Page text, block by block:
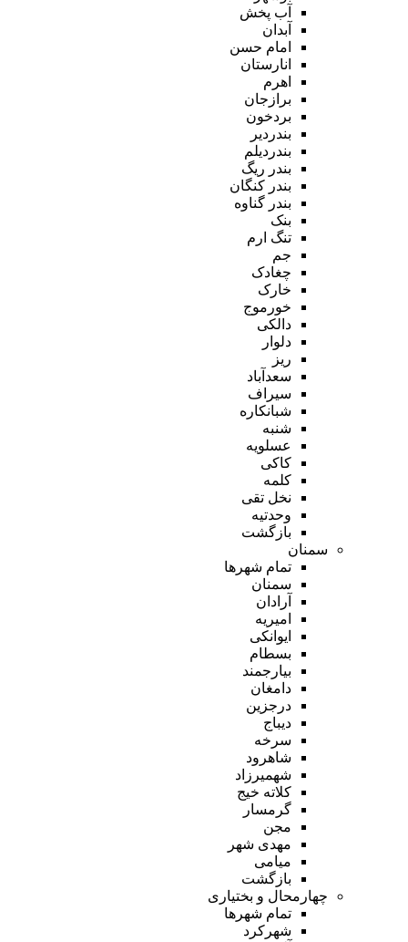
آب پخش
آبدان
امام حسن
انارستان
اهرم
برازجان
بردخون
بندردیر
بندردیلم
بندر ریگ
بندر کنگان
بندر گناوه
بنک
تنگ ارم
جم
چغادک
خارک
خورموج
دالکی
دلوار
ریز
سعدآباد
سیراف
شبانکاره
شنبه
عسلویه
کاکی
کلمه
نخل تقی
وحدتیه
بازگشت
سمنان
تمام شهر‌ها
سمنان
آرادان
امیریه
ایوانکی
بسطام
بیارجمند
دامغان
درجزین
دیباج
سرخه
شاهرود
شهمیرزاد
کلاته خیج
گرمسار
مجن
مهدی شهر
میامی
بازگشت
چهارمحال و بختیاری
تمام شهر‌ها
شهرکرد